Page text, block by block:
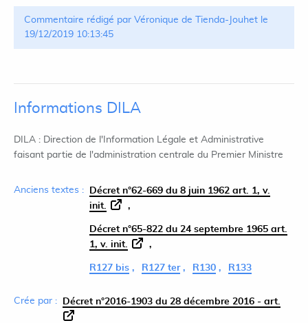
Commentaire rédigé par Véronique de Tienda-Jouhet le
19/12/2019 10:13:45
Informations DILA
DILA : Direction de l'Information Légale et Administrative
faisant partie de l'administration centrale du Premier Ministre
Anciens textes :
Décret n°62-669 du 8 juin 1962 art. 1, v.
init.
Décret n°65-822 du 24 septembre 1965 art.
1, v. init.
R127 bis R127 ter R130 R133
Crée par : Décret n°2016-1903 du 28 décembre 2016 - art.